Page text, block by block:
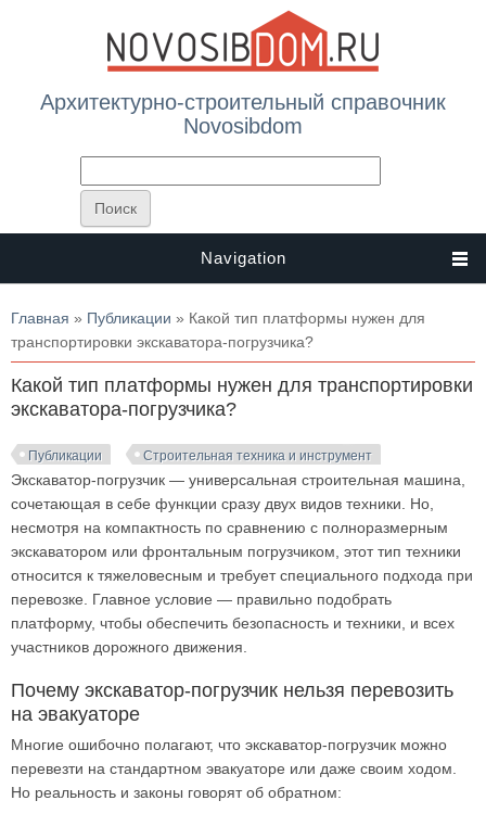
Архитектурно-строительный справочник
Novosibdom
Navigation
Вы здесь
Главная » Публикации » Какой тип платформы нужен для
транспортировки экскаватора-погрузчика?
Какой тип платформы нужен для транспортировки
экскаватора-погрузчика?
Публикации Строительная техника и инструмент
Экскаватор-погрузчик — универсальная строительная машина,
сочетающая в себе функции сразу двух видов техники. Но,
несмотря на компактность по сравнению с полноразмерным
экскаватором или фронтальным погрузчиком, этот тип техники
относится к тяжеловесным и требует специального подхода при
перевозке. Главное условие — правильно подобрать
платформу, чтобы обеспечить безопасность и техники, и всех
участников дорожного движения.
Почему экскаватор-погрузчик нельзя перевозить
на эвакуаторе
Многие ошибочно полагают, что экскаватор-погрузчик можно
перевезти на стандартном эвакуаторе или даже своим ходом.
Но реальность и законы говорят об обратном: